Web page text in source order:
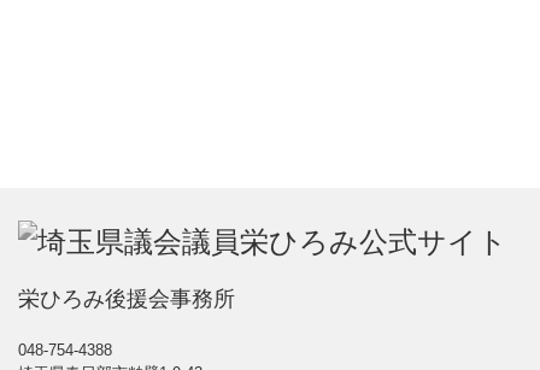
栄ひろみ後援会事務所
048-754-4388